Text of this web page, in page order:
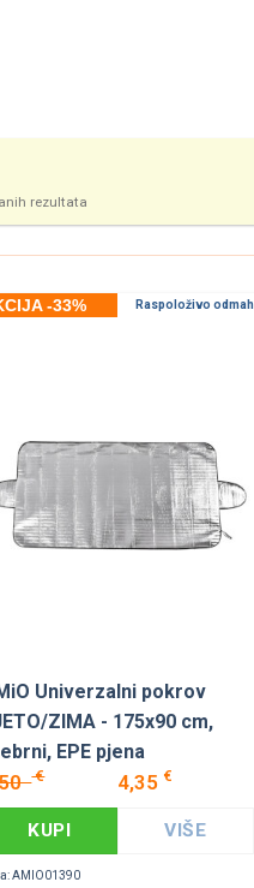
rezultata
-33% Raspoloživo odmah
Univerzalni pokrov
ZIMA - 175x90 cm,
EPE pjena
€ 4,35 €
KUPI VIŠE
AMIO01390